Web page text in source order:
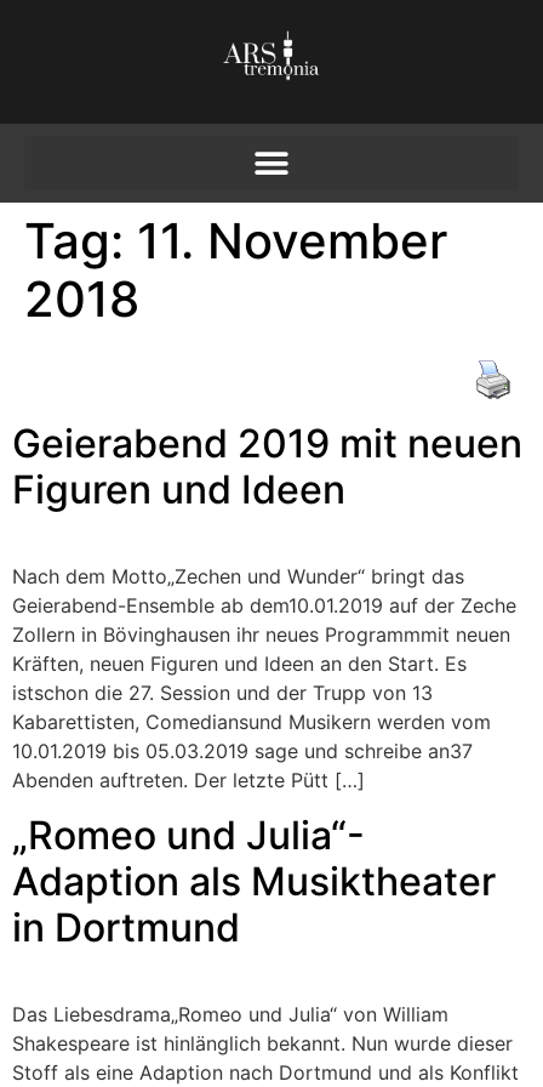
Tag: 11. November
2018
Geierabend 2019 mit neuen
Figuren und Ideen
Nach dem Motto„Zechen und Wunder“ bringt das
Geierabend-Ensemble ab dem10.01.2019 auf der Zeche
Zollern in Bövinghausen ihr neues Programmmit neuen
Kräften, neuen Figuren und Ideen an den Start. Es
istschon die 27. Session und der Trupp von 13
Kabarettisten, Comediansund Musikern werden vom
10.01.2019 bis 05.03.2019 sage und schreibe an37
Abenden auftreten. Der letzte Pütt […]
„Romeo und Julia“-
Adaption als Musiktheater
in Dortmund
Das Liebesdrama„Romeo und Julia“ von William
Shakespeare ist hinlänglich bekannt. Nun wurde dieser
Stoff als eine Adaption nach Dortmund und als Konflikt